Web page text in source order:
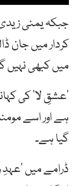
جبکہ یمنی زیدی
کردار میں جان
میں کبھی نہیں
’عشقِ لا’ کی
ہے اور اسے
گیا ہے۔
ڈرامے میں ’عہدِ